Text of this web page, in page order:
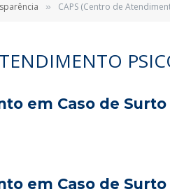
» CAPS (Centro de
em Caso de Surto
em Caso de